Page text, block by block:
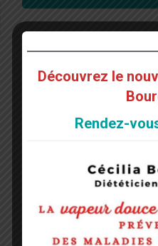
Découvrez le
Rendez-